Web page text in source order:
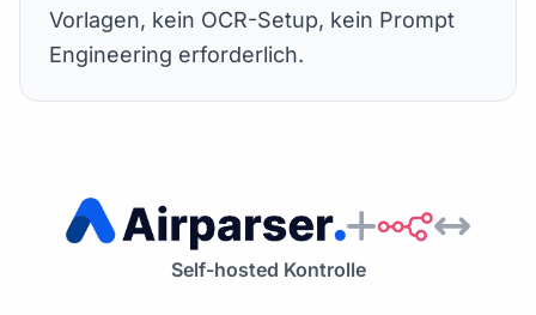
Vorlagen, kein OCR-Setup, kein Prompt
Engineering erforderlich.
Self-hosted Kontrolle